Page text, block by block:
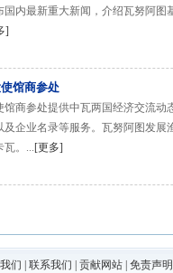
国内最新重大新闻，介绍瓦努阿
]
馆商参处
馆商参处提供中瓦两国经济交流动
及企业名录等服务。瓦努阿图发
瓦。...[更多]
们 联系我们 贡献网站 免责声明